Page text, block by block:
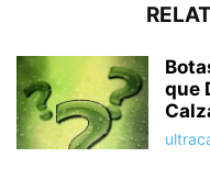
que